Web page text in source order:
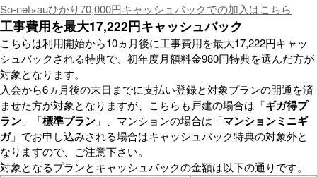
So-net×auひかり70,000円キャッシュバックでの加入はこちら
工事費用を最大17,222円キャッシュバック
こちらは利用開始から10ヵ月後に工事費用を最大17,222円キャッ
シュバックされる特典で、初年度月額料金980円特典を選んだ方が
対象となります。
入会から6ヵ月後の末日までに支払い登録と対象プランの開通を済
ませた方が対象となりますが、こちらも戸建の場合は「ギガ得プ
ラン 」「標準プラン 」、マンションの場合は「マンションミニギ
ガ」でお申し込みされる場合はキャッシュバック特典の対象外と
なりますので、ご注意下さい。
対象となるプランとキャッシュバックの金額は以下の通りです。